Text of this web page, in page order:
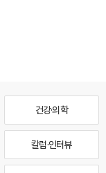
건강·의학
칼럼·인터뷰